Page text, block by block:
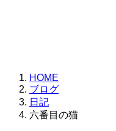
HOME
ブログ
日記
六番目の猫